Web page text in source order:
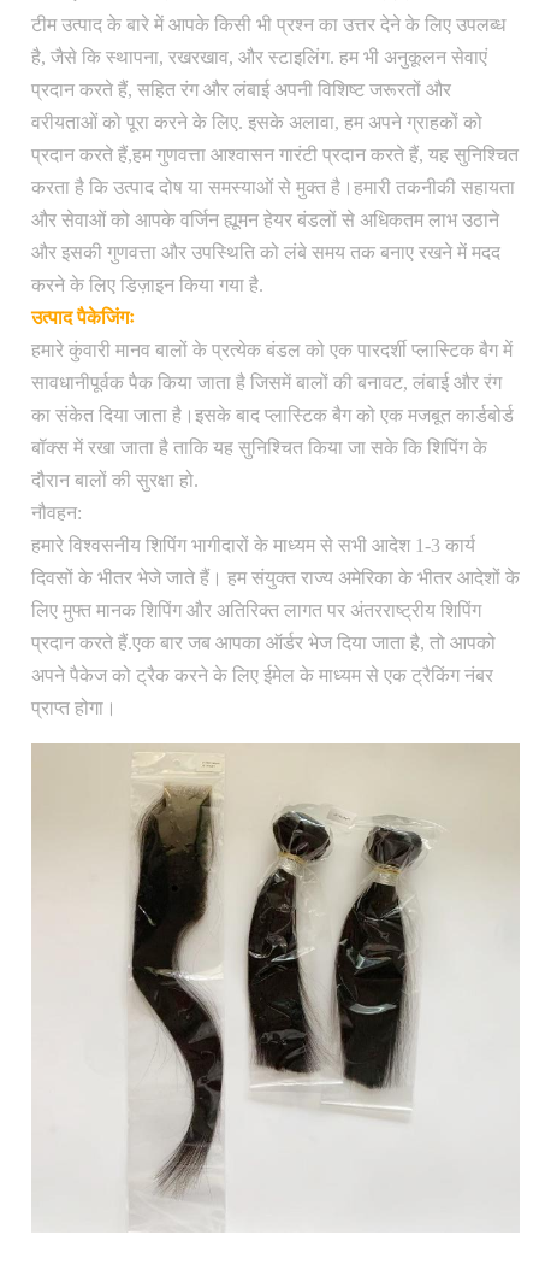
नौवहन:
प्राथमिकता मेल के माध्यम से भेज दिया, अतिरिक्त शुल्क
के लिए उपलब्ध अंतरराष्ट्रीय शिपिंग
टीम उत्पाद के बारे में आपके किसी भी प्रश्न का उत्तर देने के लिए उपलब्ध
है, जैसे कि स्थापना, रखरखाव, और स्टाइलिंग. हम भी अनुकूलन सेवाएं
प्रदान करते हैं, सहित रंग और लंबाई अपनी विशिष्ट जरूरतों और
वरीयताओं को पूरा करने के लिए. इसके अलावा, हम अपने ग्राहकों को
प्रदान करते हैं,हम गुणवत्ता आश्वासन गारंटी प्रदान करते हैं, यह सुनिश्चित
करता है कि उत्पाद दोष या समस्याओं से मुक्त है।हमारी तकनीकी सहायता
और सेवाओं को आपके वर्जिन ह्यूमन हेयर बंडलों से अधिकतम लाभ उठाने
और इसकी गुणवत्ता और उपस्थिति को लंबे समय तक बनाए रखने में मदद
करने के लिए डिज़ाइन किया गया है.
उत्पाद पैकेजिंगः
हमारे कुंवारी मानव बालों के प्रत्येक बंडल को एक पारदर्शी प्लास्टिक बैग में
सावधानीपूर्वक पैक किया जाता है जिसमें बालों की बनावट, लंबाई और रंग
का संकेत दिया जाता है।इसके बाद प्लास्टिक बैग को एक मजबूत कार्डबोर्ड
बॉक्स में रखा जाता है ताकि यह सुनिश्चित किया जा सके कि शिपिंग के
दौरान बालों की सुरक्षा हो.
नौवहन:
हमारे विश्वसनीय शिपिंग भागीदारों के माध्यम से सभी आदेश 1-3 कार्य
दिवसों के भीतर भेजे जाते हैं। हम संयुक्त राज्य अमेरिका के भीतर आदेशों के
लिए मुफ्त मानक शिपिंग और अतिरिक्त लागत पर अंतरराष्ट्रीय शिपिंग
प्रदान करते हैं.एक बार जब आपका ऑर्डर भेज दिया जाता है, तो आपको
अपने पैकेज को ट्रैक करने के लिए ईमेल के माध्यम से एक ट्रैकिंग नंबर
प्राप्त होगा।